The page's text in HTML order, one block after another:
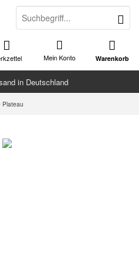
in Deutschland
Warenkorb
Mein Konto
Plateau